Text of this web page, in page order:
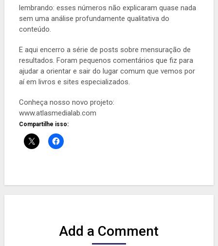
lembrando: esses números não explicaram quase nada
sem uma análise profundamente qualitativa do
conteúdo.
E aqui encerro a série de posts sobre mensuração de
resultados. Foram pequenos comentários que fiz para
ajudar a orientar e sair do lugar comum que vemos por
aí em livros e sites especializados.
Conheça nosso novo projeto:
www.atlasmedialab.com
Compartilhe isso:
Add a Comment